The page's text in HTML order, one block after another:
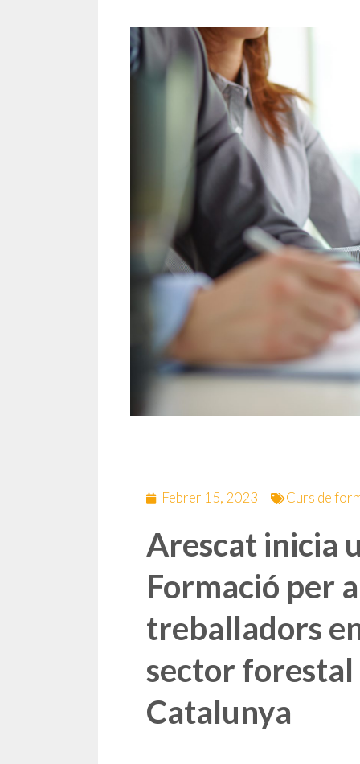
Febrer 15, 2023 Curs de
Arescat inicia
Formació per a
treballadors
sector forestal
Catalunya